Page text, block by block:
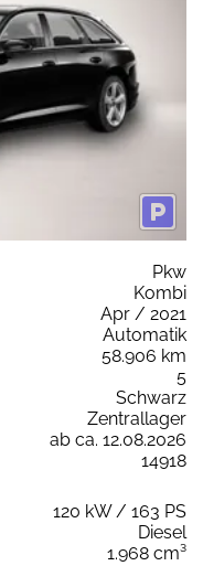
Pkw
Kombi
Apr / 2021
Automatik
58.906 km
5
Schwarz
Zentrallager
ab ca. 12.08.2026
14918
120 kW / 163 PS
Diesel
1.968 cm³